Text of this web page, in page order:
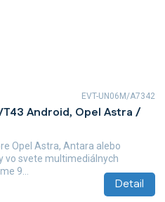
Android, Opel Astra /
Detail
Opel Astra, Antara alebo
vo svete multimediálnych
9...
EVT-UN06M/A7342